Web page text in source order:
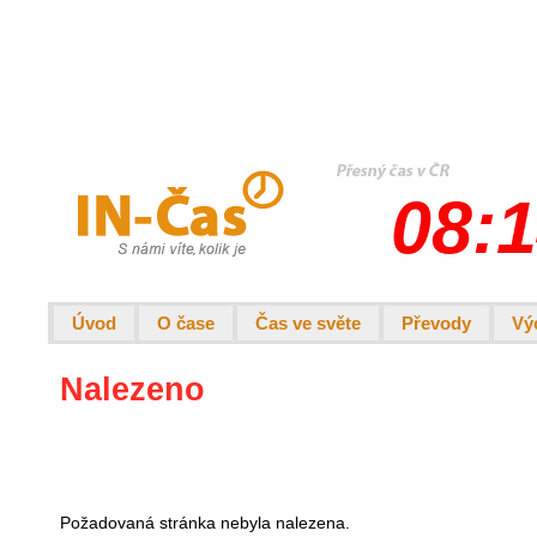
Úvod O čase Čas ve světe Převody
Nalezeno
Požadovaná stránka nebyla nalezena.